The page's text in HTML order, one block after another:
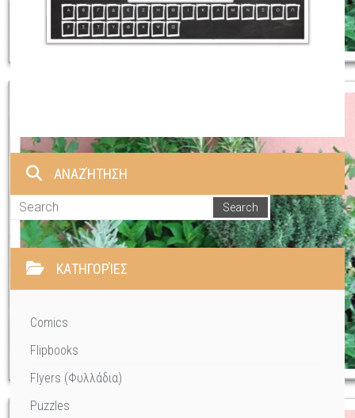
ΑΝΑΖΉΤΗΣΗ
ΚΑΤΗΓΟΡΊΕΣ
Comics
Flipbooks
Flyers (Φυλλάδια)
Puzzles